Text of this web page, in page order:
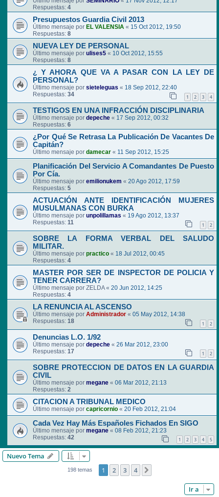
Respuestas: 4
Presupuestos Guardia Civil 2013
Último mensaje por EL VALENSIA « 15 Oct 2012, 19:50
Respuestas: 8
NUEVA LEY DE PERSONAL
Último mensaje por ulises5 « 10 Oct 2012, 15:55
Respuestas: 8
¿ Y AHORA QUE VA A PASAR CON LA LEY DE
PERSONAL?
Último mensaje por sieteleguas « 18 Sep 2012, 22:40
Respuestas: 34 1 2 3 4
TESTIGOS EN UNA INFRACCIÓN DISCIPLINARIA
Último mensaje por depeche « 17 Sep 2012, 00:32
Respuestas: 6
¿Por Qué Se Retrasa La Publicación De Vacantes De
Capitán?
Último mensaje por damecar « 11 Sep 2012, 15:25
Planificación Del Servicio A Comandantes De Puesto
Por Cía.
Último mensaje por emilionukem « 20 Ago 2012, 17:59
Respuestas: 5
ACTUACIÓN ANTE IDENTIFICACIÓN MUJERES
MUSULMANAS CON BURKA
Último mensaje por unpolillamas « 19 Ago 2012, 13:37
Respuestas: 11 1 2
SOBRE LA FORMA VERBAL DEL SALUDO
MILITAR.
Último mensaje por practico « 18 Jul 2012, 00:45
Respuestas: 4
MASTER POR SER DE INSPECTOR DE POLICIA Y
TENER CARRERA?
Último mensaje por ZELDA« 20 Jun 2012, 14:25
Respuestas: 4
LA RENUNCIA AL ASCENSO
Último mensaje por Administrador « 05 May 2012, 14:38
Respuestas: 18 1 2
Denuncias L.O. 1/92
Último mensaje por depeche « 26 Mar 2012, 23:00
Respuestas: 17 1 2
SOBRE PROTECCION DE DATOS EN LA GUARDIA
CIVIL
Último mensaje por megane « 06 Mar 2012, 21:13
Respuestas: 2
CITACION A TRIBUNAL MEDICO
Último mensaje por capricornio « 20 Feb 2012, 21:04
Cada Vez Hay Más Españoles Fichados En SIGO
Último mensaje por megane « 08 Feb 2012, 21:23
Respuestas: 42 1 2 3 4 5
Nuevo Tema
198 temas 1 2 3 4
Ir a